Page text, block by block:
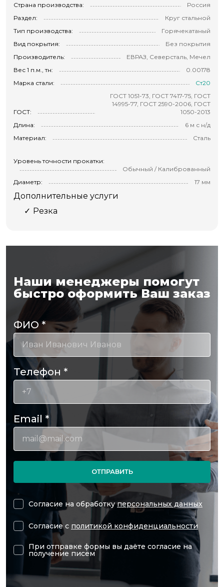
Страна производства:
Россия
Раздел:
Круг стальной
Тип производства:
Горячекатаный
Вид покрытия:
Без покрытия
Производитель:
ЕВРАЗ, Северсталь, Мечел
Вес 1 п.м., тн:
0.00178
Марка стали:
Ст20
ГОСТ:
ГОСТ 1051-73, ГОСТ 7417-75, ГОСТ
14995-77, ГОСТ 2590-2006, ГОСТ
1050-2013
Длина:
6 м с н/д
Материал:
Сталь
Уровень точности прокатки:
Обычный / Калиброванный
Диаметр:
17 мм
Дополнительные услуги
Резка
Наши менеджеры помогут
быстро оформить Ваш заказ
ФИО*
Телефон *
Email *
ОТПРАВИТЬ
Согласие на обработкуперсональных данных
Согласие с политикой конфиденциальности
При отправке формы вы даёте согласие на
получение писем